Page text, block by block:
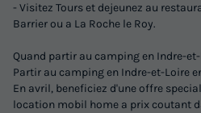
- Visitez Tours et dejeunez au
Barrier ou a La Roche le Roy.
Quand partir au camping en Indre-
Partir au camping en Indre-et-Loire
En avril, beneficiez d'une offre
location mobil home a prix coutant